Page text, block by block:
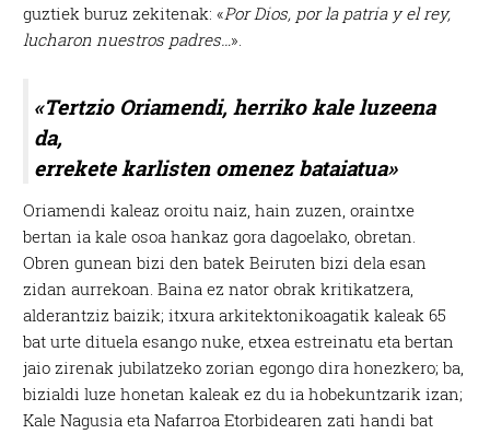
guztiek buruz zekitenak: «Por Dios, por la patria y el rey,
lucharon nuestros padres…».
«Tertzio Oriamendi, herriko kale luzeena
da,
errekete karlisten omenez bataiatua»
Oriamendi kaleaz oroitu naiz, hain zuzen, oraintxe
bertan ia kale osoa hankaz gora dagoelako, obretan.
Obren gunean bizi den batek Beiruten bizi dela esan
zidan aurrekoan. Baina ez nator obrak kritikatzera,
alderantziz baizik; itxura arkitektonikoagatik kaleak 65
bat urte dituela esango nuke, etxea estreinatu eta bertan
jaio zirenak jubilatzeko zorian egongo dira honezkero; ba,
bizialdi luze honetan kaleak ez du ia hobekuntzarik izan;
Kale Nagusia eta Nafarroa Etorbidearen zati handi bat